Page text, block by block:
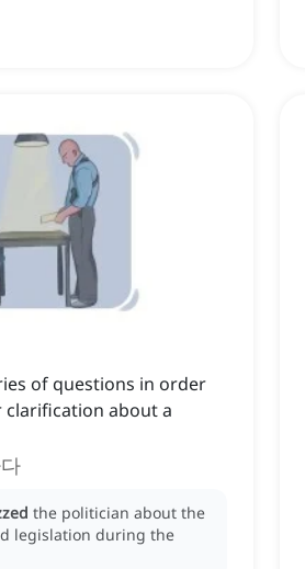
of questions in order
about a
the politician about the
legislation during the